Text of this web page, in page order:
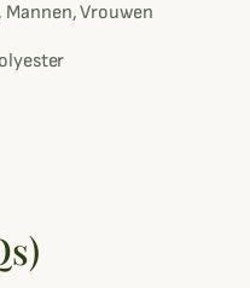
Mannen, Vrouwen